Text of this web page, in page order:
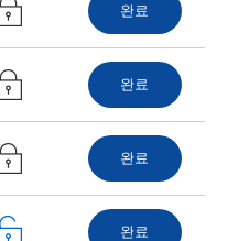
완료
완료
완료
완료